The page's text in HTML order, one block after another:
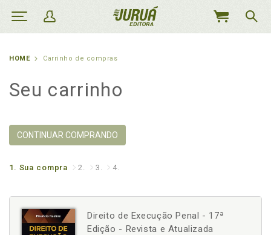
MEU
HOME Carrinho de compras
Seu carrinho
CONTINUAR COMPRANDO
1. Sua compra 2. 3. 4.
Direito de Execução Penal - 17ª
Edição - Revista e Atualizada